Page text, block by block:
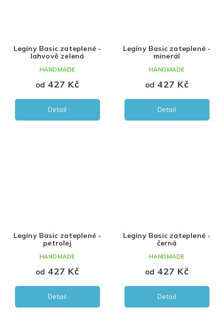
Legíny Basic zateplené -
lahvově zelená
od 427 Kč
Detail
HANDMADE
Legíny Basic zateplené -
minerál
od 427 Kč
Detail
HANDMADE
Legíny Basic zateplené -
petrolej
od 427 Kč
Detail
HANDMADE
Legíny Basic zateplené -
černá
od 427 Kč
Detail
HANDMADE